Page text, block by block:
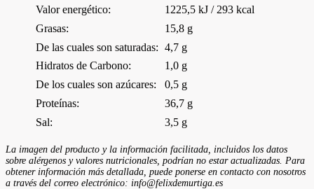
Valor energético:
1225,5 kJ / 293 kcal
Grasas:
15,8 g
De las cuales son saturadas: 4,7 g
Hidratos de Carbono:
1,0 g
De los cuales son azúcares:
0,5 g
Proteínas:
36,7 g
Sal:
3,5 g
La imagen del producto y la información facilitada, incluidos los datos
sobre alérgenos y valores nutricionales, podrían no estar actualizadas. Para
obtener información más detallada, puede ponerse en contacto con nosotros
a través del correo electrónico: info@felixdemurtiga.es